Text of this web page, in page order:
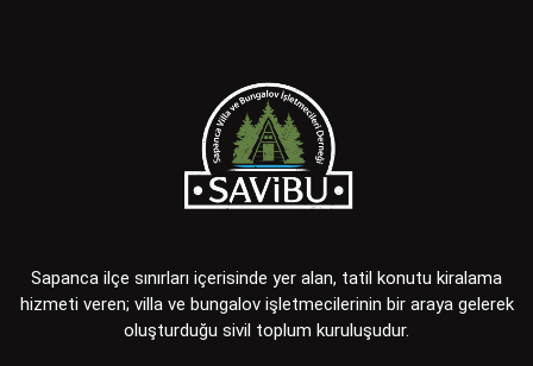
Sapanca ilçe sınırları içerisinde yer alan, tatil konutu kiralama
hizmeti veren; villa ve bungalov işletmecilerinin bir araya gelerek
oluşturduğu sivil toplum kuruluşudur.